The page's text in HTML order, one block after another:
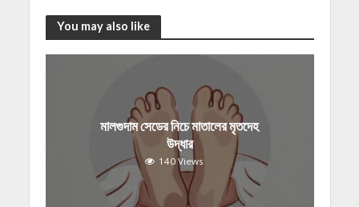
You may also like
মালগুদাম সেডের নিচে মাতালের মৃতদেহ
উদ্ধার
140 Views